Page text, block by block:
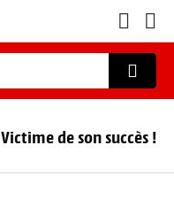
Victime de son succès !